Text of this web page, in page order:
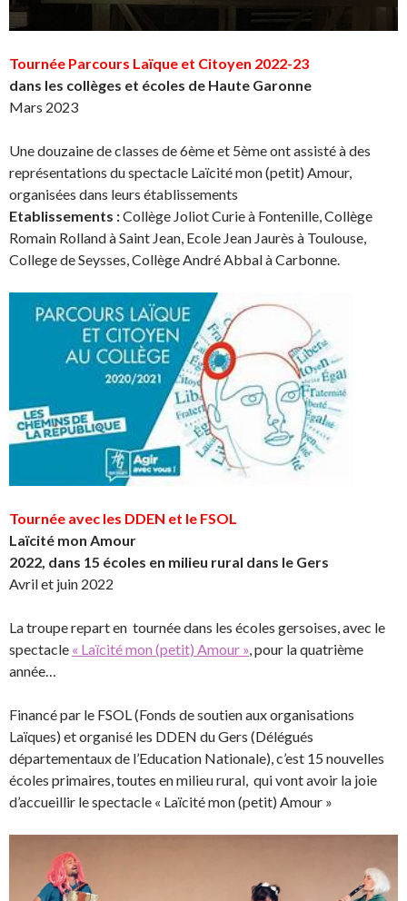
Tournée Parcours Laïque et Citoyen 2022-23
dans les collèges et écoles de Haute Garonne
Mars 2023
Une douzaine de classes de 6ème et 5ème ont assisté à des
représentations du spectacle Laïcité mon (petit) Amour,
organisées dans leurs établissements
Etablissements :Collège Joliot Curie à Fontenille, Collège
Romain Rolland à Saint Jean, Ecole Jean Jaurès à Toulouse,
College de Seysses, Collège André Abbal à Carbonne.
Tournée avec les DDEN et le FSOL
Laïcité mon Amour
2022, dans 15 écoles en milieu rural dans le Gers
Avril et juin 2022
La troupe repart en tournée dans les écoles gersoises, avec le
spectacle « Laïcité mon (petit) Amour », pour la quatrième
année…
Financé par le FSOL (Fonds de soutien aux organisations
Laïques) et organisé les DDEN du Gers (Délégués
départementaux de l’Education Nationale), c’est 15 nouvelles
écoles primaires, toutes en milieu rural, qui vont avoir la joie
d’accueillir le spectacle « Laïcité mon (petit) Amour »